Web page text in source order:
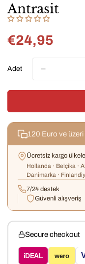
Antrasit
Normal
€24,95
Adet
120 Euro ve
Ücretsiz kargo
Hollanda · Belçika ·
Danimarka ·
7/24 destek
Güvenli alışveriş
Secure checkout
iDEAL wero